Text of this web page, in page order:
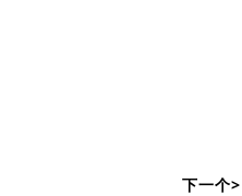
下一个>